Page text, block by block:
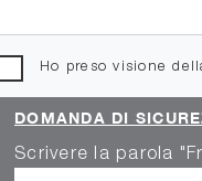
Ho preso visione
DOMANDA DI
Scrivere la parola